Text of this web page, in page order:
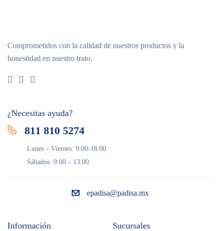
Comprometidos con la calidad de nuestros productos y la
honestidad en nuestro trato.
¿Necesitas ayuda?
811 810 5274
Lunes – Viernes: 9:00-18:00
Sábados: 9:00 – 13:00
epadisa@padisa.mx
Información Sucursales